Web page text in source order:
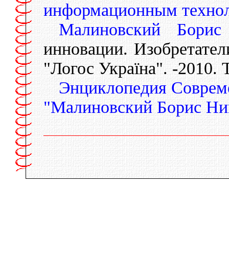
информационным
Малиновский Борис
инновации.
"Логос Україна". -2010.
Энциклопедия
"Малиновский Борис